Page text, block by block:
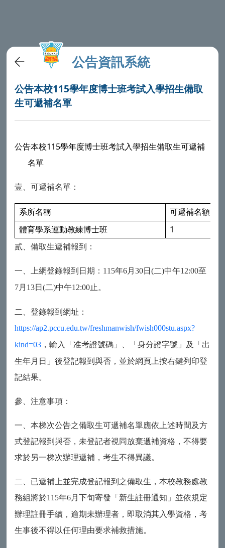
公告資訊系統
公告本校115學年度博士班考試入學招生備取
生可遞補名單
公告本校115學年度博士班考試入學招生備取生可遞補
名單
壹、可遞補名單：
系所名稱 可遞補名額
體育學系運動教練博士班
1
貳、備取生遞補報到：
一、上網登錄報到日期： 115年6月30日(二)中午12:00至
7月 13日(二)中午12:00止。
二、登錄報到網址：
https://ap2.pccu.edu.tw/freshmanwish/fwish000stu.aspx?
kind=03 ，輸入「准考證號碼」、「身分證字號」及「出
生年月日」後登記報到與否，並於網頁上按右鍵列印登
記結果。
參、注意事項：
一、本梯次公告之備取生可遞補名單應依上述時間及方
式登記報到與否，未登記者視同放棄遞補資格，不得要
求於另一梯次辦理遞補，考生不得異議。
二、已遞補上並完成登記報到之備取生，本校教務處教
務組將於115年6月下旬寄發「新生註冊通知」並依規定
辦理註冊手續，逾期未辦理者，即取消其入學資格，考
生事後不得以任何理由要求補救措施。